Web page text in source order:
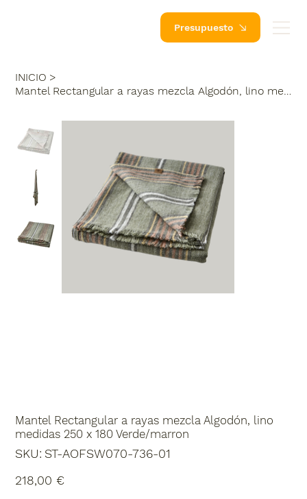
Presupuesto
INICIO >
Mantel Rectangular a rayas mezcla Algodón, lino
medidas 250 x 180 Verde/marron
SKU: SKU
ST-
01
ST-AOFSW070-736-01
218,00 €